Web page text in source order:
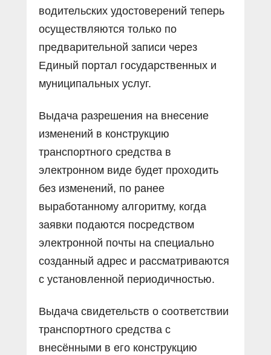
водительских удостоверений теперь
осуществляются только по
предварительной записи через
Единый портал государственных и
муниципальных услуг.
Выдача разрешения на внесение
изменений в конструкцию
транспортного средства в
электронном виде будет проходить
без изменений, по ранее
выработанному алгоритму, когда
заявки подаются посредством
электронной почты на специально
созданный адрес и рассматриваются
с установленной периодичностью.
Выдача свидетельств о соответствии
транспортного средства с
внесёнными в его конструкцию